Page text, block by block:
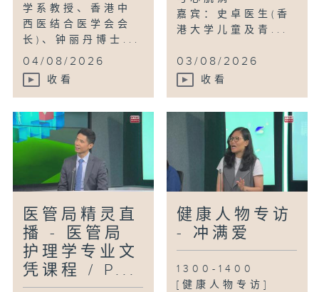
学系教授、香港中
西医结合医学会会
长)、钟丽丹博士...
04/08/2026
收看
嘉宾：史卓医生(香
港大学儿童及青...
03/08/2026
收看
医管局精灵直
播 - 医管局
护理学专业文
凭课程 / P...
健康人物专访
- 冲满爱
1300-1400
[健康人物专访]